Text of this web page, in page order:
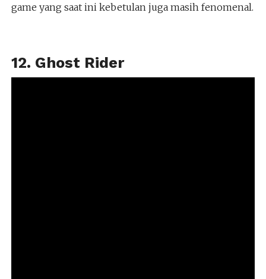
game yang saat ini kebetulan juga masih fenomenal.
12. Ghost Rider